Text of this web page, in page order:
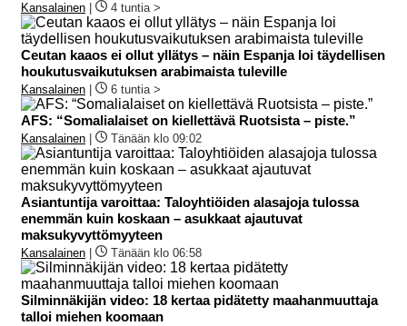
Kansalainen 4 tuntia >
Ceutan kaaos ei ollut yllätys – näin Espanja loi täydellisen
houkutusvaikutuksen arabimaista tuleville
Kansalainen 6 tuntia >
AFS: “Somalialaiset on kiellettävä Ruotsista – piste.”
Kansalainen Tänään klo 09:02
Asiantuntija varoittaa: Taloyhtiöiden alasajoja tulossa
enemmän kuin koskaan – asukkaat ajautuvat
maksukyvyttömyyteen
Kansalainen Tänään klo 06:58
Silminnäkijän video: 18 kertaa pidätetty maahanmuuttaja
talloi miehen koomaan